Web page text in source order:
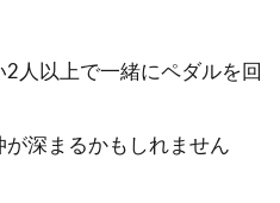
2人以上で一緒にペダルを回
深まるかもしれません